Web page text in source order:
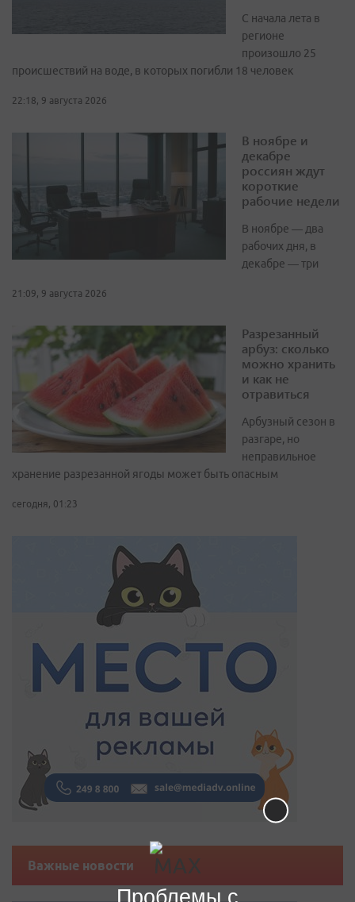
С начала лета в
регионе
произошло 25
происшествий на воде, в которых погибли 18 человек
22:18, 9 августа 2026
В ноябре и
декабре
россиян ждут
короткие
рабочие недели
В ноябре — два
рабочих дня, в
декабре — три
21:09, 9 августа 2026
Разрезанный
арбуз: сколько
можно хранить
и как не
отравиться
Арбузный сезон в
разгаре, но
неправильное
хранение разрезанной ягоды может быть опасным
сегодня, 01:23
Важные новости
Проблемы с